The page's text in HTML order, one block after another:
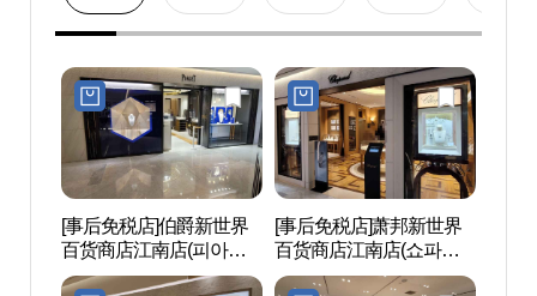
[事后免税店]伯爵新世界
百货商店江南店(피아제
신세계백화점 강남점)
[事后免税店]萧邦新世界
百货商店江南店(쇼파드
신세계백화점 강남점)